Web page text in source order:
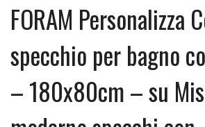
FORAM Personalizza
specchio per bagno
– 180x80cm – su